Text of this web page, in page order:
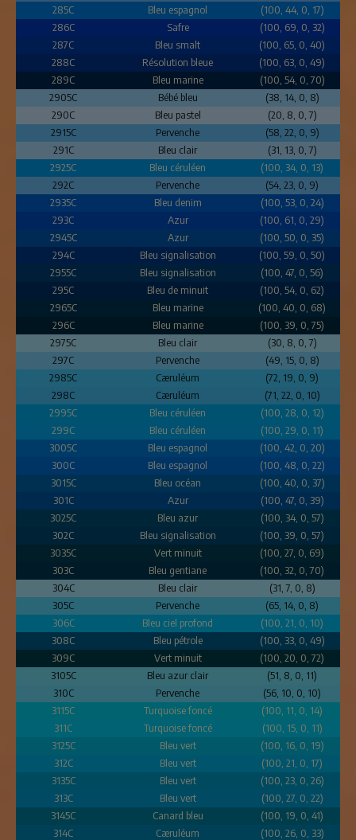
285C Bleu espagnol
(100, 44, 0, 17)
286C
Safre
(100, 69, 0, 32)
287C
Bleu smalt
(100, 65, 0, 40)
288C
Résolution bleue
(100, 63, 0, 49)
289C
Bleu marine
(100, 54, 0, 70)
2905C
Bébé bleu
(38, 14, 0, 8)
290C
Bleu pastel
(20, 8, 0, 7)
2915C
Pervenche
(58, 22, 0, 9)
291C
Bleu clair
(31, 13, 0, 7)
2925C
Bleu céruléen
(100, 34, 0, 13)
292C
Pervenche
(54, 23, 0, 9)
2935C
Bleu denim
(100, 53, 0, 24)
293C
Azur
(100, 61, 0, 29)
2945C
Azur
(100, 50, 0, 35)
294C
Bleu signalisation
(100, 59, 0, 50)
2955C
Bleu signalisation
(100, 47, 0, 56)
295C
Bleu de minuit
(100, 54, 0, 62)
2965C
Bleu marine
(100, 40, 0, 68)
296C
Bleu marine
(100, 39, 0, 75)
2975C
Bleu clair
(30, 8, 0, 7)
297C
Pervenche
(49, 15, 0, 8)
2985C
Cæruléum
(72, 19, 0, 9)
298C
Cæruléum
(71, 22, 0, 10)
2995C
Bleu céruléen
(100, 28, 0, 12)
299C
Bleu céruléen
(100, 29, 0, 11)
3005C
Bleu espagnol
(100, 42, 0, 20)
300C
Bleu espagnol
(100, 48, 0, 22)
3015C
Bleu océan
(100, 40, 0, 37)
301C
Azur
(100, 47, 0, 39)
3025C
Bleu azur
(100, 34, 0, 57)
302C
Bleu signalisation
(100, 39, 0, 57)
3035C
Vert minuit
(100, 27, 0, 69)
303C
Bleu gentiane
(100, 32, 0, 70)
304C
Bleu clair
(31, 7, 0, 8)
305C
Pervenche
(65, 14, 0, 8)
306C
Bleu ciel profond
(100, 21, 0, 10)
308C
Bleu pétrole
(100, 33, 0, 49)
309C
Vert minuit
(100, 20, 0, 72)
3105C
Bleu azur clair
(51, 8, 0, 11)
310C
Pervenche
(56, 10, 0, 10)
3115C
Turquoise foncé
(100, 11, 0, 14)
311C
Turquoise foncé
(100, 15, 0, 11)
3125C
Bleu vert
(100, 16, 0, 19)
312C
Bleu vert
(100, 21, 0, 17)
3135C
Bleu vert
(100, 23, 0, 26)
313C
Bleu vert
(100, 27, 0, 22)
3145C
Canard bleu
(100, 19, 0, 41)
314C
Cæruléum
(100, 26, 0, 33)